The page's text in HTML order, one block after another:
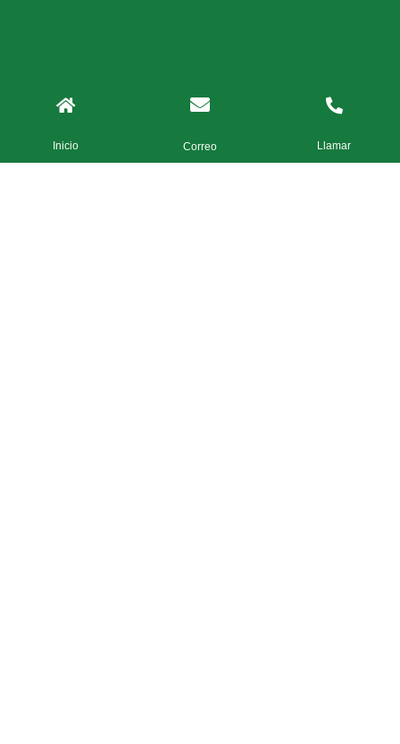
Inicio Correo Llamar